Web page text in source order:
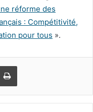
réforme des
: Compétitivité,
pour tous ».
mail Imprimez